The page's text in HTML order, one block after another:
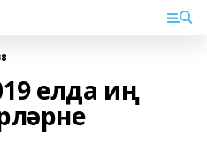
елда иң